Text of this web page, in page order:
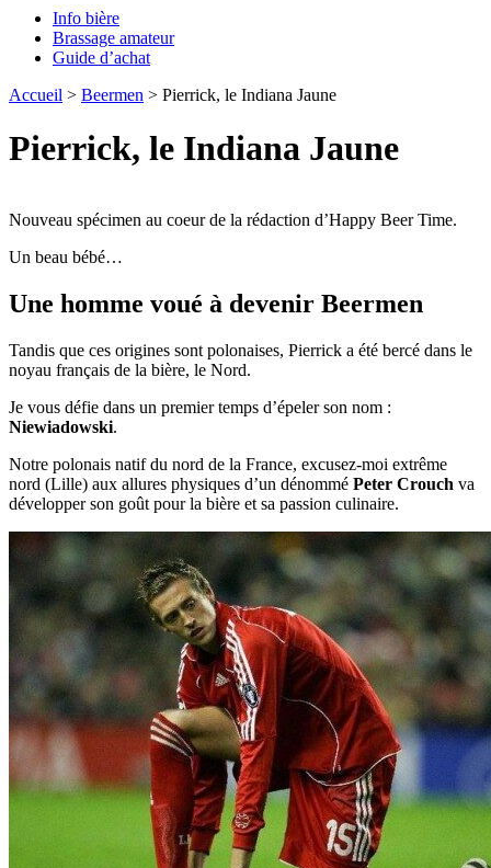
Info bière
Brassage amateur
Guide d’achat
Accueil > Beermen > Pierrick, le Indiana Jaune
Pierrick, le Indiana Jaune
Nouveau spécimen au coeur de la rédaction d’Happy Beer Time.
Un beau bébé…
Une homme voué à devenir Beermen
Tandis que ces origines sont polonaises, Pierrick a été bercé dans le
noyau français de la bière, le Nord.
Je vous défie dans un premier temps d’épeler son nom :
Niewiadowski.
Notre polonais natif du nord de la France, excusez-moi extrême
nord (Lille) aux allures physiques d’un dénommé Peter Crouch va
développer son goût pour la bière et sa passion culinaire.